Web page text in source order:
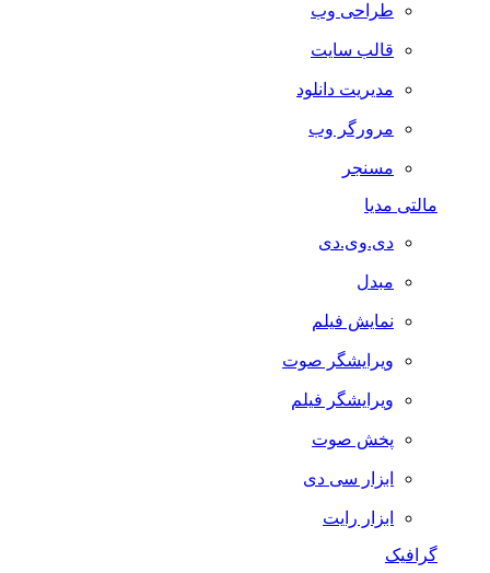
طراحی وب
قالب سایت
مدیریت دانلود
مرورگر وب
مسنجر
مالتی مدیا
دی.وی.دی
مبدل
نمایش فیلم
ویرایشگر صوت
ویرایشگر فیلم
پخش صوت
ابزار سی دی
ابزار رایت
گرافیک